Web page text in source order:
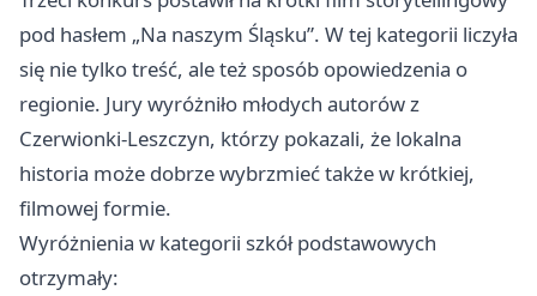
pod hasłem „Na naszym Śląsku”. W tej kategorii liczyła
się nie tylko treść, ale też sposób opowiedzenia o
regionie. Jury wyróżniło młodych autorów z
Czerwionki-Leszczyn, którzy pokazali, że lokalna
historia może dobrze wybrzmieć także w krótkiej,
filmowej formie.
Wyróżnienia w kategorii szkół podstawowych
otrzymały: